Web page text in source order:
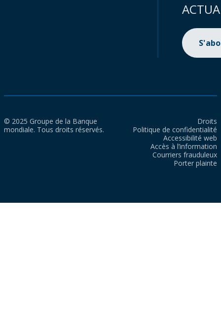
© 2025 Groupe de la Banque
mondiale. Tous droits réservés.
Droits
Politique de confidentialité
Accessibilité web
Accès à l’information
Courriers frauduleux
Porter plainte